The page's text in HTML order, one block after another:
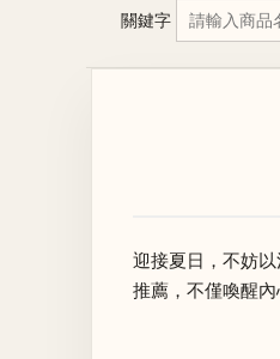
關鍵字
迎接夏日，不妨
推薦，不僅喚醒